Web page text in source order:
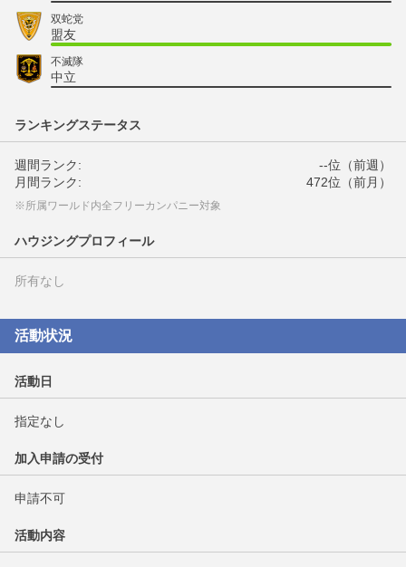
双蛇党
盟友
不滅隊
中立
ランキングステータス
週間ランク:
--位（前週）
月間ランク:
472位（前月）
※所属ワールド内全フリーカンパニー対象
ハウジングプロフィール
所有なし
活動状況
活動日
指定なし
加入申請の受付
申請不可
活動内容